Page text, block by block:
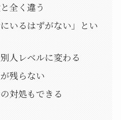
全く違う
いるはずがない」とい
人レベルに変わる
残らない
対処もできる